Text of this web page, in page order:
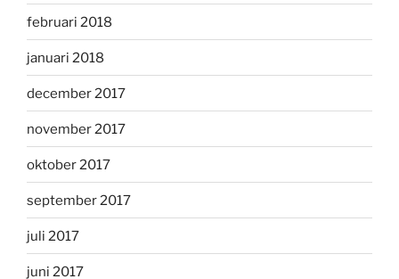
februari 2018
januari 2018
december 2017
november 2017
oktober 2017
september 2017
juli 2017
juni 2017